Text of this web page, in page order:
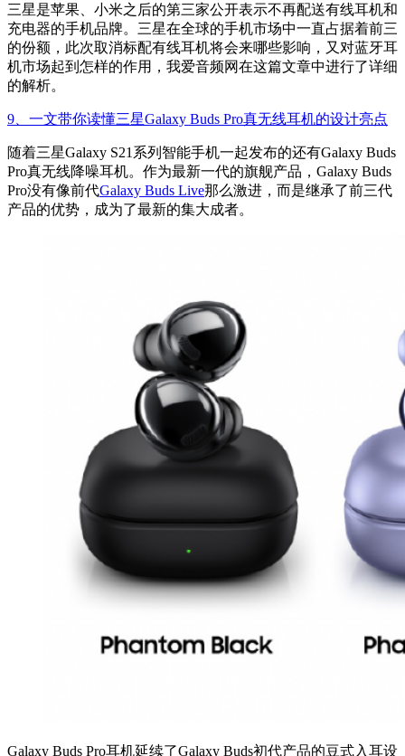
三星是苹果、小米之后的第三家公开表示不再配送有线耳机和
充电器的手机品牌。三星在全球的手机市场中一直占据着前三
的份额，此次取消标配有线耳机将会来哪些影响，又对蓝牙耳
机市场起到怎样的作用，我爱音频网在这篇文章中进行了详细
的解析。
9、一文带你读懂三星Galaxy Buds Pro真无线耳机的设计亮点
随着三星Galaxy S21系列智能手机一起发布的还有Galaxy Buds
Pro真无线降噪耳机。作为最新一代的旗舰产品，Galaxy Buds
Pro没有像前代Galaxy Buds Live那么激进，而是继承了前三代
产品的优势，成为了最新的集大成者。
Galaxy Buds Pro耳机延续了Galaxy Buds初代产品的豆式入耳设